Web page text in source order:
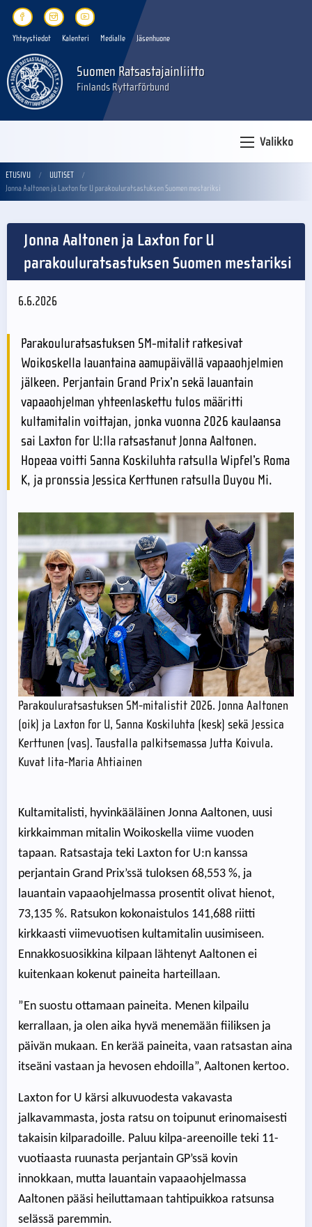
Yhteystiedot Kalenteri Medialle Jäsenhuone
Suomen Ratsastajainliitto
Finlands Ryttarförbund
Valikko
ETUSIVU
UUTISET
Jonna Aaltonen ja Laxton for U parakouluratsastuksen Suomen mestariksi
Jonna Aaltonen ja Laxton for U
parakouluratsastuksen Suomen mestariksi
6.6.2026
Parakouluratsastuksen SM-mitalit ratkesivat
Woikoskella lauantaina aamupäivällä vapaaohjelmien
jälkeen. Perjantain Grand Prix’n sekä lauantain
vapaaohjelman yhteenlaskettu tulos määritti
kultamitalin voittajan, jonka vuonna 2026 kaulaansa
sai Laxton for U:lla ratsastanut Jonna Aaltonen.
Hopeaa voitti Sanna Koskiluhta ratsulla Wipfel’s Roma
K, ja pronssia Jessica Kerttunen ratsulla Duyou Mi.
Parakouluratsastuksen SM-mitalistit 2026. Jonna Aaltonen
(oik) ja Laxton for U, Sanna Koskiluhta (kesk) sekä Jessica
Kerttunen (vas). Taustalla palkitsemassa Jutta Koivula.
Kuvat Iita-Maria Ahtiainen
Kultamitalisti, hyvinkääläinen Jonna Aaltonen, uusi
kirkkaimman mitalin Woikoskella viime vuoden
tapaan. Ratsastaja teki Laxton for U:n kanssa
perjantain Grand Prix’ssä tuloksen 68,553 %, ja
lauantain vapaaohjelmassa prosentit olivat hienot,
73,135 %. Ratsukon kokonaistulos 141,688 riitti
kirkkaasti viimevuotisen kultamitalin uusimiseen.
Ennakkosuosikkina kilpaan lähtenyt Aaltonen ei
kuitenkaan kokenut paineita harteillaan.
”En suostu ottamaan paineita. Menen kilpailu
kerrallaan, ja olen aika hyvä menemään fiiliksen ja
päivän mukaan. En kerää paineita, vaan ratsastan aina
itseäni vastaan ja hevosen ehdoilla”, Aaltonen kertoo.
Laxton for U kärsi alkuvuodesta vakavasta
jalkavammasta, josta ratsu on toipunut erinomaisesti
takaisin kilparadoille. Paluu kilpa-areenoille teki 11-
vuotiaasta ruunasta perjantain GP’ssä kovin
innokkaan, mutta lauantain vapaaohjelmassa
Aaltonen pääsi heiluttamaan tahtipuikkoa ratsunsa
selässä paremmin.